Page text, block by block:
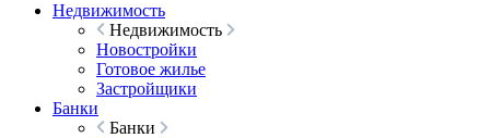
Недвижимость
Недвижимость
Новостройки
Готовое жилье
Застройщики
Банки
Банки